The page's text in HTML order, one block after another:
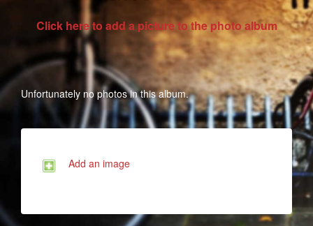
Click here to add a picture to the photo album
Unfortunately no photos in this album.
Add an image